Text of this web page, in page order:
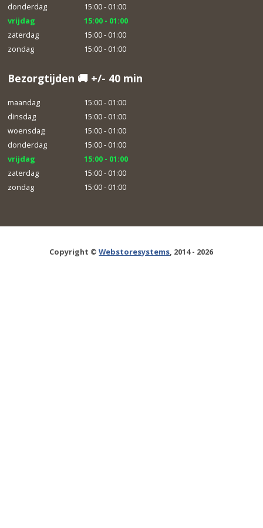
donderdag
15:00 - 01:00
vrijdag
15:00 - 01:00
zaterdag
15:00 - 01:00
zondag
15:00 - 01:00
Bezorgtijden 🚚 +/- 40 min
maandag
15:00 - 01:00
dinsdag
15:00 - 01:00
woensdag
15:00 - 01:00
donderdag
15:00 - 01:00
vrijdag
15:00 - 01:00
zaterdag
15:00 - 01:00
zondag
15:00 - 01:00
Copyright ©Webstoresystems, 2014 - 2026